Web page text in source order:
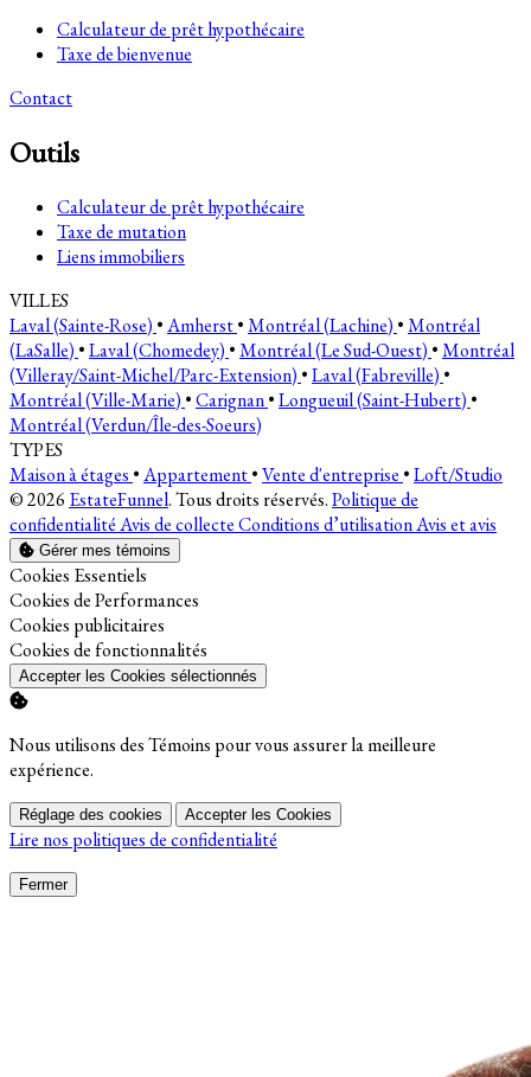
Calculateur de prêt hypothécaire
Taxe de bienvenue
Contact
Outils
Calculateur de prêt hypothécaire
Taxe de mutation
Liens immobiliers
VILLES
Laval (Sainte-Rose) •Amherst•Montréal (Lachine) •Montréal
(LaSalle) •Laval (Chomedey) •Montréal (Le Sud-Ouest) •Montréal
(Villeray/Saint-Michel/Parc-Extension) •Laval (Fabreville) •
Montréal (Ville-Marie) •Carignan•Longueuil (Saint-Hubert) •
Montréal (Verdun/Île-des-Soeurs)
TYPES
Maison à étages •Appartement•Vente d'entreprise •Loft/Studio
© 2026 EstateFunnel. Tous droits réservés.Politique de
confidentialitéAvis de collecteConditions d’utilisationAvis et avis
Gérer mes témoins
Activer
Cookies Essentiels
Activer
Cookies de Performances
Activer
Cookies publicitaires
Activer
Cookies de fonctionnalités
Accepter les Cookies sélectionnés
Nous utilisons des Témoins pour vous assurer la meilleure
expérience.
Réglage des cookies Accepter les Cookies
Lire nos politiques de confidentialité
Fermer